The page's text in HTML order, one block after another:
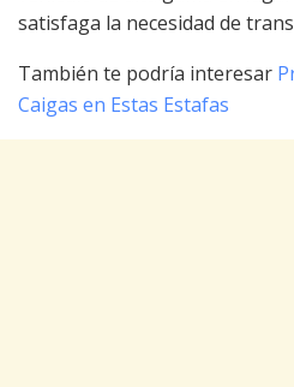
satisfaga la necesidad de
También te podría interesar
Caigas en Estas Estafas